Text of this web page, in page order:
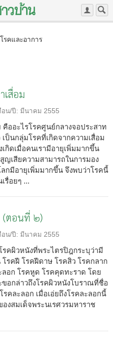
รคและอาการ
สื่อม
อน/ปี: มีนาคม 2555
ออะไรโรคศูนย์กลางจอประสาท
เป็นกลุ่มโรคที่เกิดจากความเสื่อม
กิดเมื่อคนเรามีอายุเพิ่มมากขึ้น
เสียความสามารถในการมอง
กมีอายุเพิ่มมากขึ้น จึงพบว่าโรคนี้
รื่อยๆ ...
(ตอนที่ ๒)
อน/ปี: มีนาคม 2555
คผิวหนังที่พระไตรปิฎกระบุว่ามี
รคฝี โรคฝีดาษ โรคสิว โรคกลาก
อก โรคหูด โรคคุดทะราด โดย
ขอกล่าวถึงโรคผิวหนังโบราณที่ชื่อ
ละลอก เมื่อเอ่ยถึงโรคละลอกนี้
งสมเด็จพระนเรศวรมหาราช